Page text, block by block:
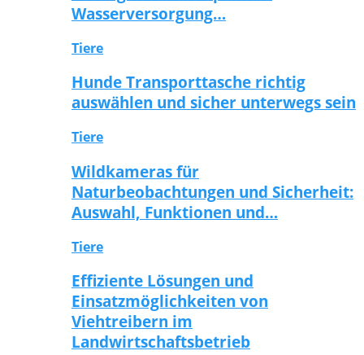
Wasserversorgung…
Tiere
Hunde Transporttasche richtig
auswählen und sicher unterwegs sein
Tiere
Wildkameras für
Naturbeobachtungen und Sicherheit:
Auswahl, Funktionen und…
Tiere
Effiziente Lösungen und
Einsatzmöglichkeiten von
Viehtreibern im
Landwirtschaftsbetrieb